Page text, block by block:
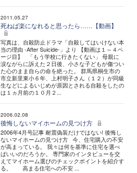
2011.05.27
死ねば楽になれると思ったら……【動画】
写真は、自殺防止ドラマ「自殺してはいけない本
当の理由 -After Suicide-」より 【動画は１～４ペ
ージ目】 「もう学校に行きたくない」 母親に
涙ながらに訴えた２日後、小さな子どもが傷つい
た心のまま自らの命を絶った。 群馬県桐生市の
市立新里東小６年、上村明子さん（１２）が同級
生などによるいじめが原因とされる自殺をしたの
は１ヵ月前の１０月２...
2006.02.08
後悔しないマイホームの見つけ方
2006年4月号記事 耐震偽装だけではない! 後悔し
ないマイホームの見つけ方 今、住宅購入の不安
が高まっている。 我々は何を基準に住宅を選べ
ばいいのだろうか。 専門家のインタビューを交
えてマイホーム選びのチェックポイントを紹介す
る。 高まる住宅への不安 ...